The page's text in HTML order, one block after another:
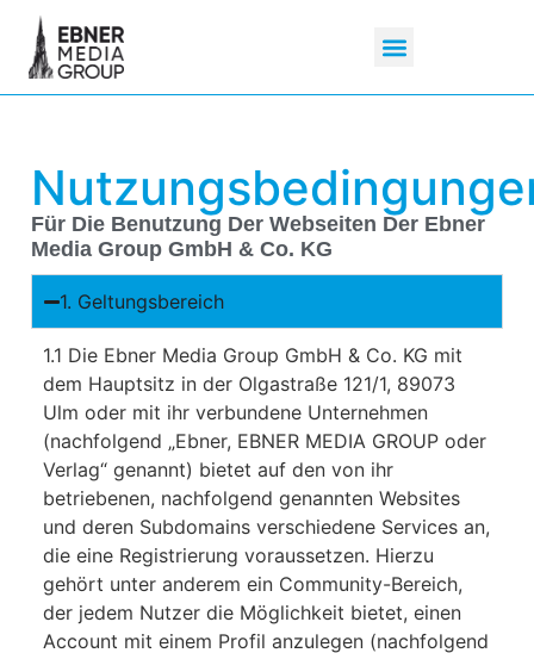
Für Die Benutzung Der Webseiten Der Ebner
Media Group GmbH & Co. KG
1. Geltungsbereich
1.1 Die Ebner Media Group GmbH & Co. KG mit
dem Hauptsitz in der Olgastraße 121/1, 89073
Ulm oder mit ihr verbundene Unternehmen
(nachfolgend „Ebner, EBNER MEDIA GROUP oder
Verlag“ genannt) bietet auf den von ihr
betriebenen, nachfolgend genannten Websites
und deren Subdomains verschiedene Services an,
die eine Registrierung voraussetzen. Hierzu
gehört unter anderem ein Community-Bereich,
der jedem Nutzer die Möglichkeit bietet, einen
Account mit einem Profil anzulegen (nachfolgend